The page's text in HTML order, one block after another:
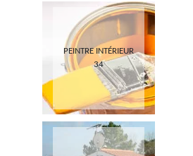
PEINTRE INTÉRIEUR
34